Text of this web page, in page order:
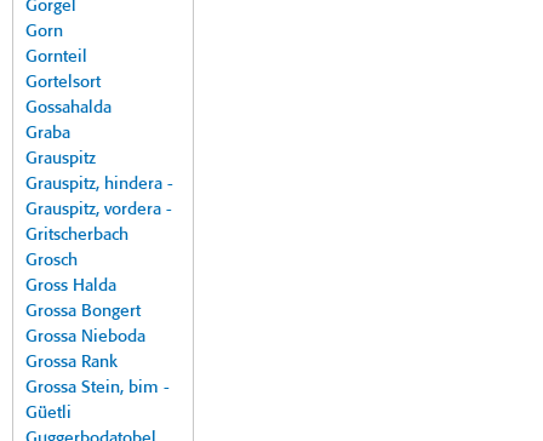
Gorgel
Gorn
Gornteil
Gortelsort
Gossahalda
Graba
Grauspitz
Grauspitz, hindera -
Grauspitz, vordera -
Gritscherbach
Grosch
Gross Halda
Grossa Bongert
Grossa Nieboda
Grossa Rank
Grossa Stein, bim -
Güetli